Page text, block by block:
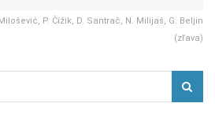
P. Čížik, D. Santrač, N. Milijaš, G. Beljin
(zľava)